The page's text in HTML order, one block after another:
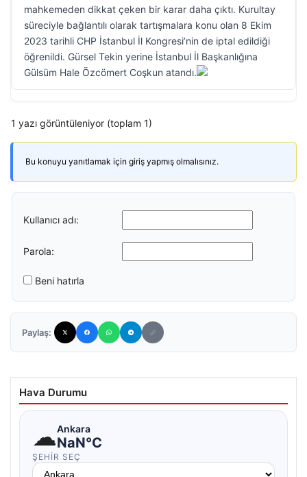
mahkemeden dikkat çeken bir karar daha çıktı. Kurultay
süreciyle bağlantılı olarak tartışmalara konu olan 8 Ekim
2023 tarihli CHP İstanbul İl Kongresi’nin de iptal edildiği
öğrenildi. Gürsel Tekin yerine İstanbul İl Başkanlığına
Gülsüm Hale Özcömert Coşkun atandı.
1 yazı görüntüleniyor (toplam 1)
Bu konuyu yanıtlamak için giriş yapmış olmalısınız.
Kullanıcı adı:
Parola:
Beni hatırla
Paylaş:
Hava Durumu
☁Ankara
NaN°C
ŞEHIR SEÇ